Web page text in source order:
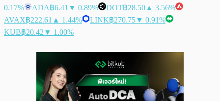
0.17%
ADA฿6.41 ▼ 0.89% DOT฿28.50 ▲ 3.56%
AVAX฿222.61 ▲ 1.44% LINK฿270.75▼ 0.91%
KUB฿20.42 ▼ 1.00%